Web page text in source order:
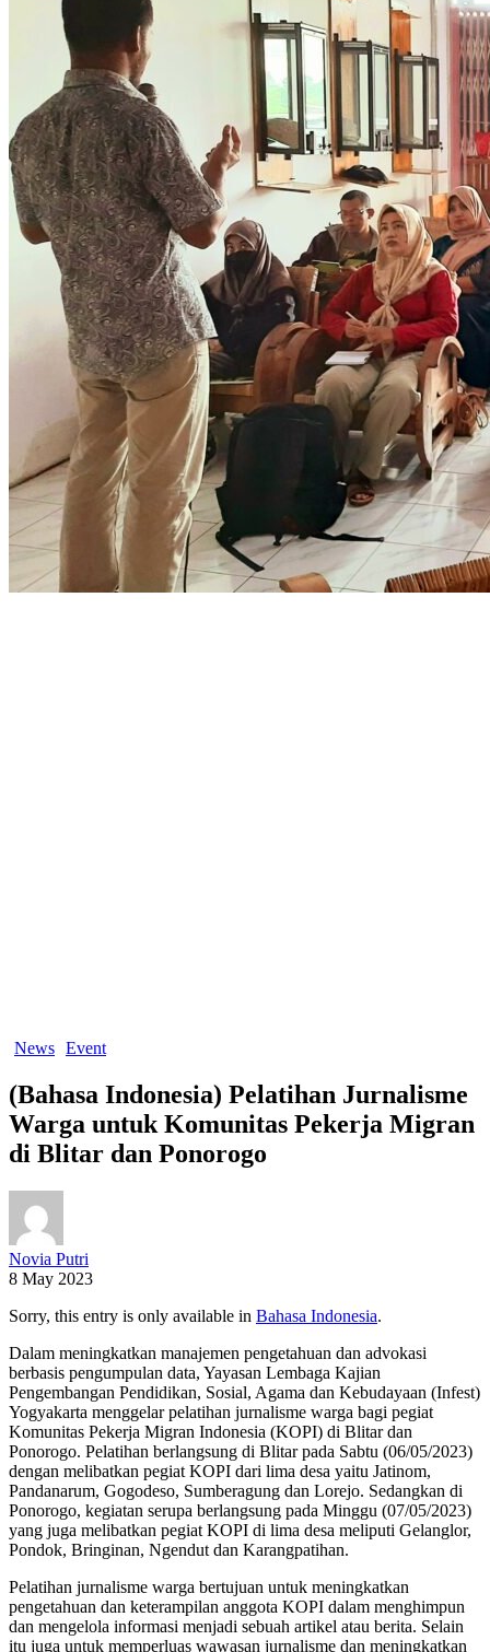
News Event
(Bahasa Indonesia) Pelatihan Jurnalisme
Warga untuk Komunitas Pekerja Migran
di Blitar dan Ponorogo
Novia Putri
8 May 2023
Sorry, this entry is only available in Bahasa Indonesia.
Dalam meningkatkan manajemen pengetahuan dan advokasi
berbasis pengumpulan data, Yayasan Lembaga Kajian
Pengembangan Pendidikan, Sosial, Agama dan Kebudayaan (Infest)
Yogyakarta menggelar pelatihan jurnalisme warga bagi pegiat
Komunitas Pekerja Migran Indonesia (KOPI) di Blitar dan
Ponorogo. Pelatihan berlangsung di Blitar pada Sabtu (06/05/2023)
dengan melibatkan pegiat KOPI dari lima desa yaitu Jatinom,
Pandanarum, Gogodeso, Sumberagung dan Lorejo. Sedangkan di
Ponorogo, kegiatan serupa berlangsung pada Minggu (07/05/2023)
yang juga melibatkan pegiat KOPI di lima desa meliputi Gelanglor,
Pondok, Bringinan, Ngendut dan Karangpatihan.
Pelatihan jurnalisme warga bertujuan untuk meningkatkan
pengetahuan dan keterampilan anggota KOPI dalam menghimpun
dan mengelola informasi menjadi sebuah artikel atau berita. Selain
itu juga untuk memperluas wawasan jurnalisme dan meningkatkan